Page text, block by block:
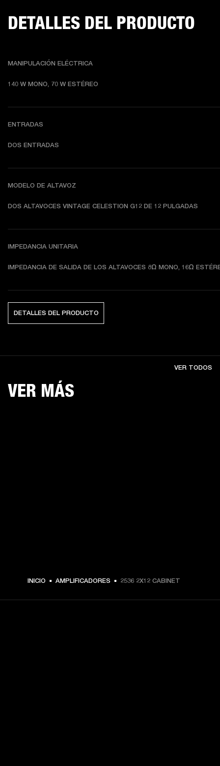
DETALLES DEL PRODUCTO
MANIPULACIÓN ELÉCTRICA
140 W MONO, 70 W ESTÉREO
ENTRADAS
DOS ENTRADAS
MODELO DE ALTAVOZ
DOS ALTAVOCES VINTAGE CELESTION G12 DE 12 PULGADAS
IMPEDANCIA UNITARIA
IMPEDANCIA DE SALIDA DE LOS ALTAVOCES 8Ω MONO, 16Ω
DETALLES DEL PRODUCTO
VER MÁS
VER TODOS
INICIO AMPLIFICADORES 2536 2X12 CABINET